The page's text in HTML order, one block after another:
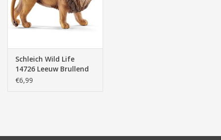
Baby & Peuter
Speelgoed & hobby
Cadeau & feest
Schleich Wild Life
14726 Leeuw Brullend
€6,99